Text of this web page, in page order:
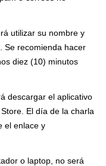
utilizar su nombre y
Se recomienda hacer
diez (10) minutos
descargar el aplicativo
El día de la charla
el enlace y
o laptop, no será